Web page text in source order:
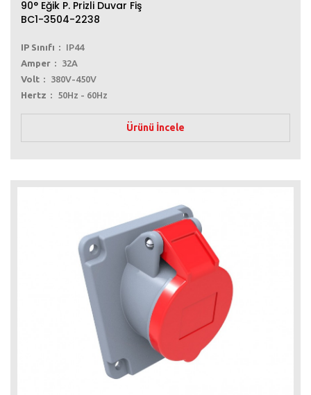
90° Eğik P. Prizli Duvar Fiş
BC1-3504-2238
IP Sınıfı
IP44
Amper
32A
Volt
380V-450V
Hertz
50Hz - 60Hz
Ürünü İncele